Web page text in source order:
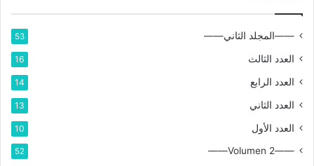
——المجلد الثاني—— 53
العدد الثالث 16
العدد الرابع 14
العدد الثاني 13
العدد الأول 10
——Volumen 2——
52